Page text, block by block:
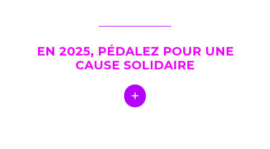
EN 2025, PÉDALEZ POUR UNE
CAUSE SOLIDAIRE